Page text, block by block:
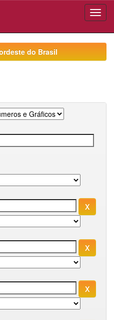
do Brasil